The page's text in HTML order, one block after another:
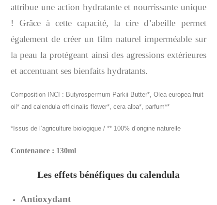
attribue une action hydratante et nourrissante unique
! Grâce à cette capacité, la cire d’abeille permet
également de créer un film naturel imperméable sur
la peau la protégeant ainsi des agressions extérieures
et accentuant ses bienfaits hydratants.
Composition INCI : Butyrospermum Parkii Butter*, Olea europea fruit
oil* and calendula officinalis flower*, cera alba*, parfum**
*Issus de l’agriculture biologique / ** 100% d’origine naturelle
Contenance : 130ml
Les effets bénéfiques du calendula
Antioxydant